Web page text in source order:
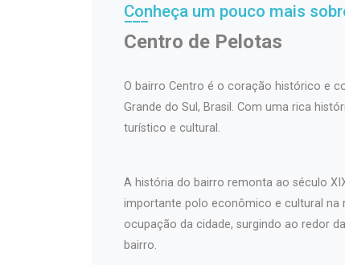
Conheça um pouco mais
Centro de Pelotas
O bairro Centro é o coração histórico e
Grande do Sul, Brasil. Com uma rica
turístico e cultural.
A história do bairro remonta ao século
importante polo econômico e cultural na
ocupação da cidade, surgindo ao redor
bairro.